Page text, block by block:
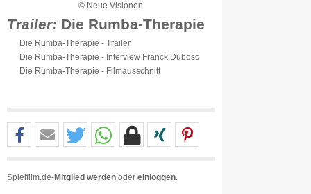
© Neue Visionen
Trailer: Die Rumba-Therapie
Die Rumba-Therapie - Trailer
Die Rumba-Therapie - Interview Franck Dubosc
Die Rumba-Therapie - Filmausschnitt
Spielfilm.de-Mitglied werden oder einloggen